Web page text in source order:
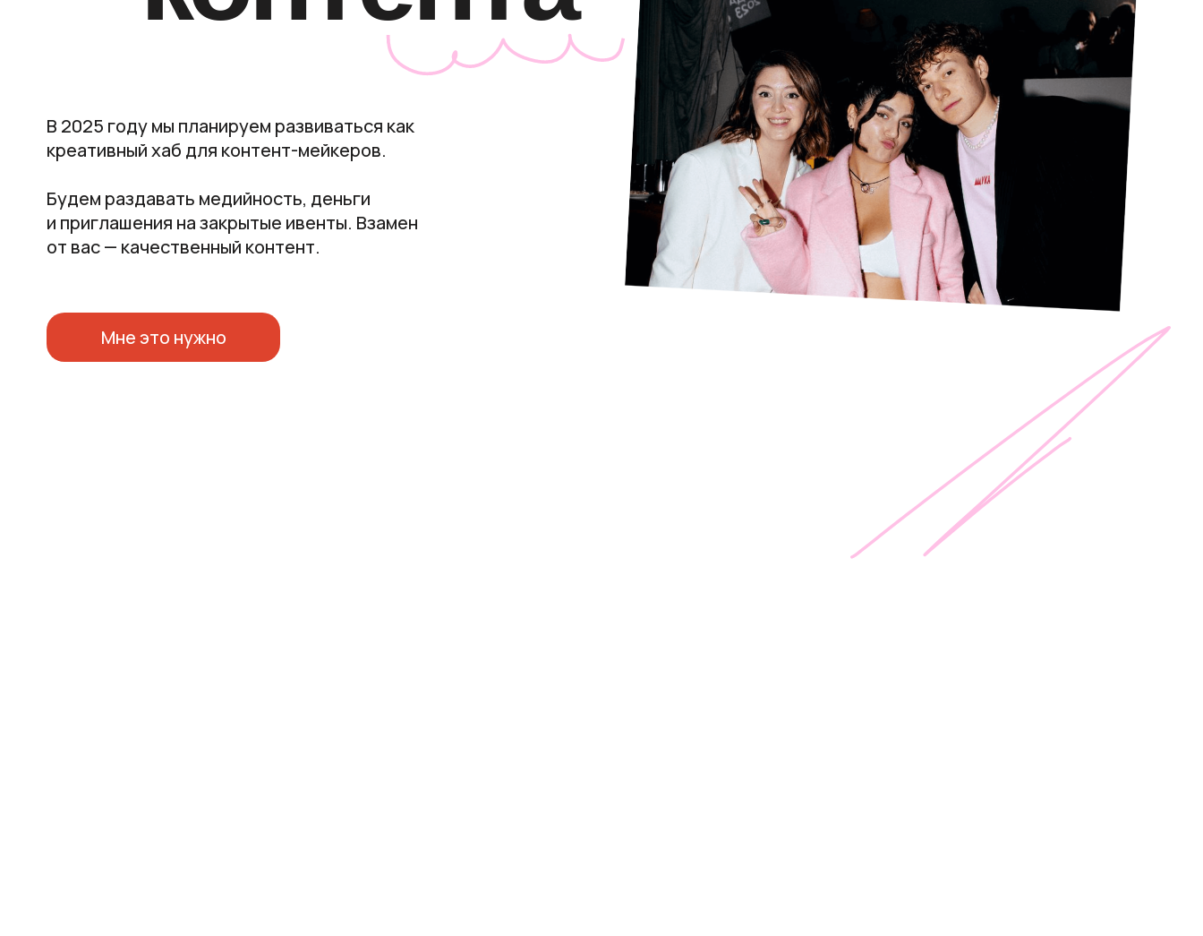
Мне это нужно
В 2025 году мы планируем развиваться как
креативный хаб для контент-мейкеров.
Будем раздавать медийность, деньги
и приглашения на закрытые ивенты. Взамен
от вас — качественный контент.